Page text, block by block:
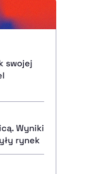
, otwiera się w nowym
swojej
Wyniki
rynek